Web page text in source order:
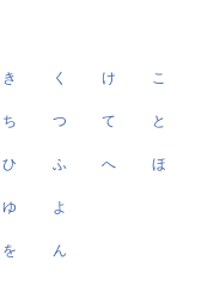
き く け こ
ち つ て と
ひ ふ へ ほ
ゆ よ
を ん